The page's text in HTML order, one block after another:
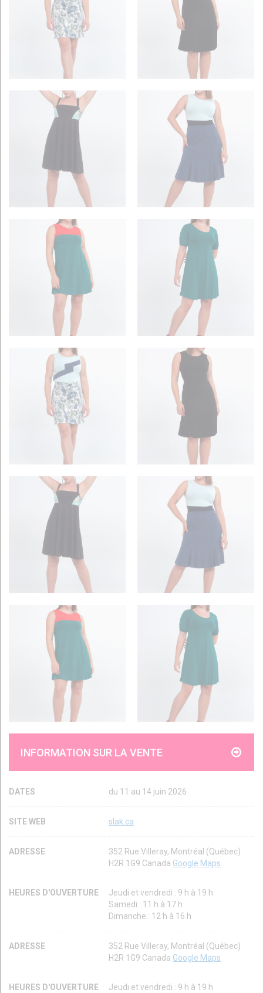
INFORMATION SUR LA VENTE
DATES du 11 au 14 juin 2026
SITE WEB slak.ca
ADRESSE
352 Rue Villeray, Montréal (Québec)
H2R 1G9 Canada Google Maps
HEURES D'OUVERTURE
Jeudi et vendredi : 9 h à 19 h
Samedi : 11 h à 17 h
Dimanche : 12 h à 16 h
ADRESSE
352 Rue Villeray, Montréal (Québec)
H2R 1G9 Canada Google Maps
HEURES D'OUVERTURE
Jeudi et vendredi : 9 h à 19 h